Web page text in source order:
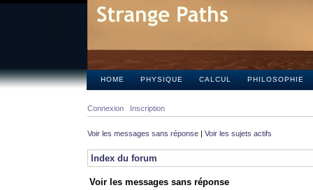
HOME PHYSIQUE CALCUL PHILOSOPHIE
Connexion Inscription
Voir les messages sans réponse | Voir les sujets actifs
Index du forum
Voir les messages sans réponse